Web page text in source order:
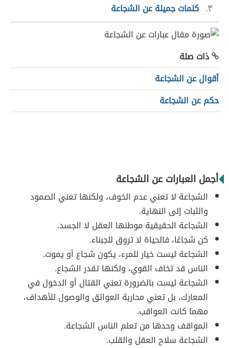
٣ كلمات جميلة عن الشجاعة
ذات صلة
أقوال عن الشجاعة
حكم عن الشجاعة
أجمل العبارات عن الشجاعة
الشجاعة لا تعني عدم الخوف، ولكنها تعني الصمود
والثبات إلى النهاية.
الشجاعة الحقيقية موطنها العقل لا الجسد.
كن شجاعًا، فالحياة لا تروق للجبناء.
الشجاعة ليست خيار للمرء، يكون شجاع أو يموت.
الناس قد تخاف القوي، ولكنها تقدر الشجاع.
الشجاعة ليست بالضرورة تعني القتال أو الدخول في
المعارك، بل تعني محاربة العوائق والوصول للأهداف،
مهما كانت العواقب.
المواقف وحدها من تعلم الناس الشجاعة.
الشجاعة سلاح العقل والقلب.